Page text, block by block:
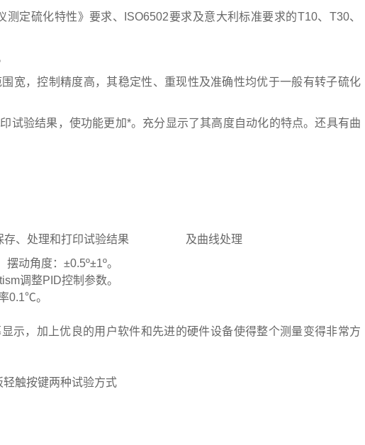
测定硫化特性》要求、 ISO6502要求及意大利标准要求的T10、 T30、
宽，控制精度高，其稳定性、重现性及准确性均优于一般有转子硫化
试验结果，使功能更加*。充分显示了其高度自动化的特点。还具有曲
、处理和打印试验结果
及曲线处理
摆动角度： ±0.5º±1º。
调整PID控制参数。
0.1℃。
示，加上优良的用户软件和先进的硬件设备使得整个测量变得非常方
触按键两种试验方式